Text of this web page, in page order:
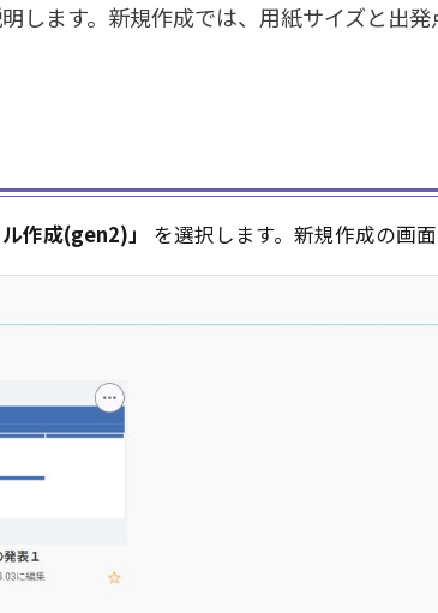
します。新規作成では、用紙サイズと出
作成(gen2)」 を選択します。新規作成の画